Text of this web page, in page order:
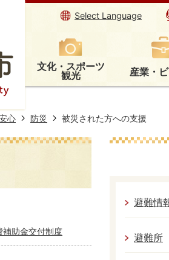
Select Language
文化・スポーツ
観光 産業・
心 防災 被災された方への支援
補助金交付制度
避難情
避難所